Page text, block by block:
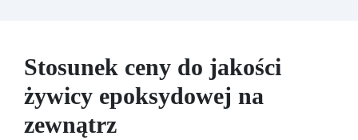
unikalne odcienie.
Kompatybilność z
Żywicami Epoksydowymi i Akrylowymi:
Opracowana specjalnie do żywic epoksydowych
Niekompatybilna z Żywicami
Stosunek ceny do jakości
żywicy epoksydowej na
zewnątrz